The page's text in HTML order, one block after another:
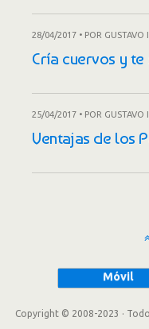
28/04/2017 • POR GUSTAVO
Cría cuervos y
25/04/2017 • POR GUSTAVO
Ventajas de los
Móvil
Copyright © 2008-2023 ·